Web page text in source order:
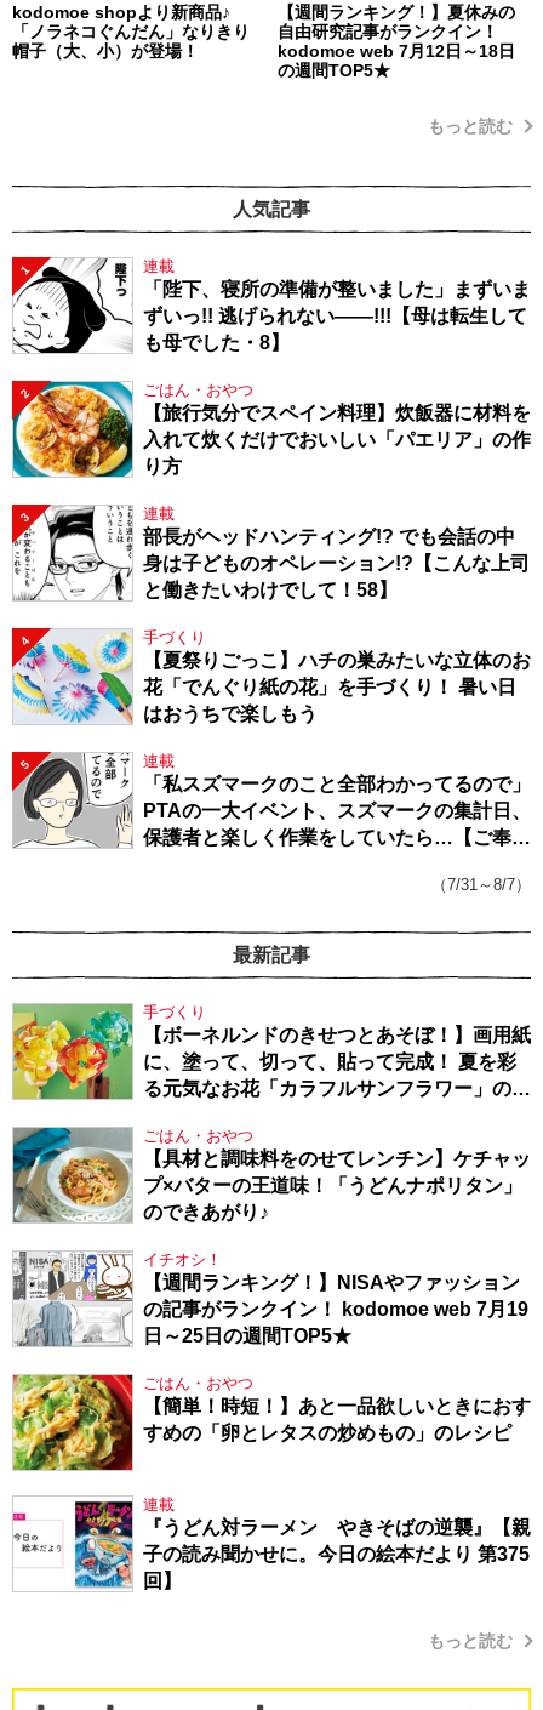
kodomoe shopより新商品♪
「ノラネコぐんだん」なりきり
帽子（大、小）が登場！
【週間ランキング！】夏休みの
自由研究記事がランクイン！
kodomoe web 7月12日～18日
の週間TOP5★
もっと読む
人気記事
1 連載
「陛下、寝所の準備が整いました」まずいま
ずいっ!! 逃げられない――!!!【母は転生して
も母でした・8】
2 ごはん・おやつ
【旅行気分でスペイン料理】炊飯器に材料を
入れて炊くだけでおいしい「パエリア」の作
り方
3 連載
部長がヘッドハンティング!? でも会話の中
身は子どものオペレーション!?【こんな上司
と働きたいわけでして！58】
4 手づくり
【夏祭りごっこ】ハチの巣みたいな立体のお
花「でんぐり紙の花」を手づくり！ 暑い日
はおうちで楽しもう
5 連載
「私スズマークのこと全部わかってるので」
PTAの一大イベント、スズマークの集計日、
保護者と楽しく作業をしていたら…【ご奉仕
（7/31～8/7）
最新記事
手づくり
【ボーネルンドのきせつとあそぼ！】画用紙
に、塗って、切って、貼って完成！ 夏を彩
る元気なお花「カラフルサンフラワー」の作
ごはん・おやつ
【具材と調味料をのせてレンチン】ケチャッ
プ×バターの王道味！「うどんナポリタン」
のできあがり♪
イチオシ！
【週間ランキング！】NISAやファッション
の記事がランクイン！ kodomoe web 7月19
日～25日の週間TOP5★
ごはん・おやつ
【簡単！時短！】あと一品欲しいときにおす
すめの「卵とレタスの炒めもの」のレシピ
連載
『うどん対ラーメン やきそばの逆襲』【親
子の読み聞かせに。今日の絵本だより 第375
回】
もっと読む